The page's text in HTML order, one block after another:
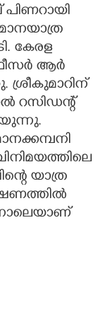
കേരള
ആർ
ശ്രീകുമാറിന്
റസിഡന്റ്
യാത്ര